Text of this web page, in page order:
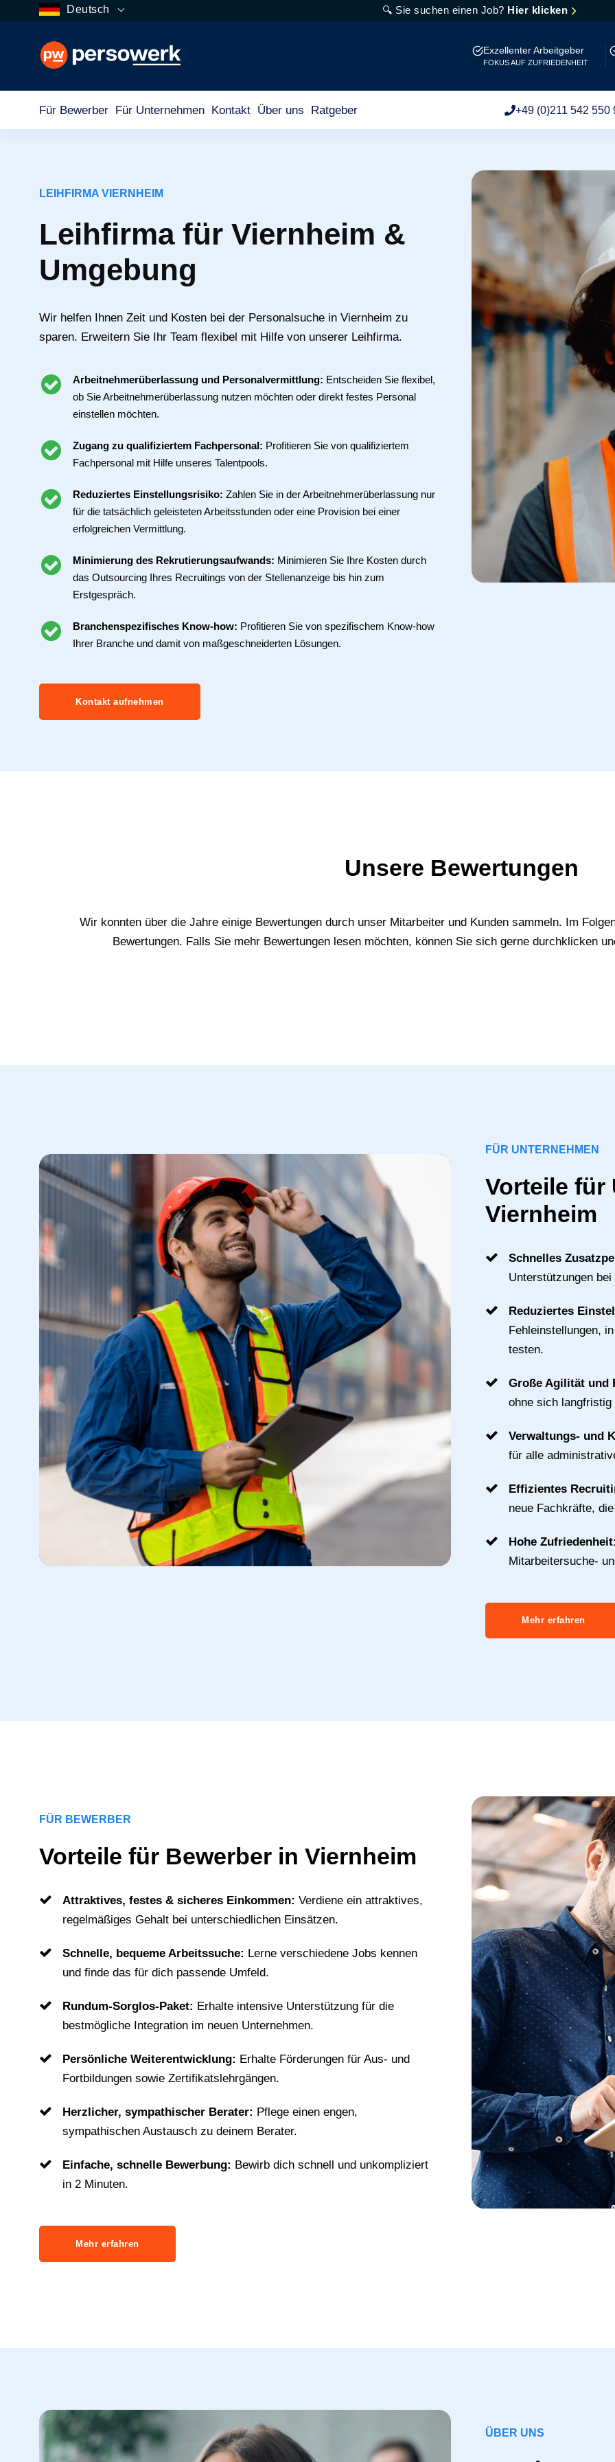
Deutsch 🔍 Sie suchen einen Job? Hier klicken
Exzellenter Arbeitgeber
FOKUS AUF ZUFRIEDENHEIT
Für Bewerber Für Unternehmen Kontakt Über uns Ratgeber +49 (0)211 542 550
LEIHFIRMA VIERNHEIM
Leihfirma für Viernheim &
Umgebung
Wir helfen Ihnen Zeit und Kosten bei der Personalsuche in Viernheim zu
sparen. Erweitern Sie Ihr Team flexibel mit Hilfe von unserer Leihfirma.
Arbeitnehmerüberlassung und Personalvermittlung: Entscheiden Sie flexibel,
ob Sie Arbeitnehmerüberlassung nutzen möchten oder direkt festes Personal
einstellen möchten.
Zugang zu qualifiziertem Fachpersonal: Profitieren Sie von qualifiziertem
Fachpersonal mit Hilfe unseres Talentpools.
Reduziertes Einstellungsrisiko: Zahlen Sie in der Arbeitnehmerüberlassung nur
für die tatsächlich geleisteten Arbeitsstunden oder eine Provision bei einer
erfolgreichen Vermittlung.
Minimierung des Rekrutierungsaufwands: Minimieren Sie Ihre Kosten durch
das Outsourcing Ihres Recruitings von der Stellenanzeige bis hin zum
Erstgespräch.
Branchenspezifisches Know-how: Profitieren Sie von spezifischem Know-how
Ihrer Branche und damit von maßgeschneiderten Lösungen.
Kontakt aufnehmen
Unsere Bewertungen
Wir konnten über die Jahre einige Bewertungen durch unser Mitarbeiter und Kunden sammeln. Im
Bewertungen. Falls Sie mehr Bewertungen lesen möchten, können Sie sich gerne durchklicken
FÜR UNTERNEHMEN
Vorteile für
Viernheim
Schnelles
Unterstützungen
Reduziertes
Fehleinstellungen,
testen.
Große Agilität und
ohne sich
Verwaltungs- und
für alle
Effizientes
neue Fachkräfte,
Hohe Zufriedenheit:
Mitarbeitersuche-
Mehr erfahren
FÜR BEWERBER
Vorteile für Bewerber in Viernheim
Attraktives, festes & sicheres Einkommen: Verdiene ein attraktives,
regelmäßiges Gehalt bei unterschiedlichen Einsätzen.
Schnelle, bequeme Arbeitssuche: Lerne verschiedene Jobs kennen
und finde das für dich passende Umfeld.
Rundum-Sorglos-Paket: Erhalte intensive Unterstützung für die
bestmögliche Integration im neuen Unternehmen.
Persönliche Weiterentwicklung: Erhalte Förderungen für Aus- und
Fortbildungen sowie Zertifikatslehrgängen.
Herzlicher, sympathischer Berater: Pflege einen engen,
sympathischen Austausch zu deinem Berater.
Einfache, schnelle Bewerbung: Bewirb dich schnell und unkompliziert
in 2 Minuten.
Mehr erfahren
ÜBER UNS